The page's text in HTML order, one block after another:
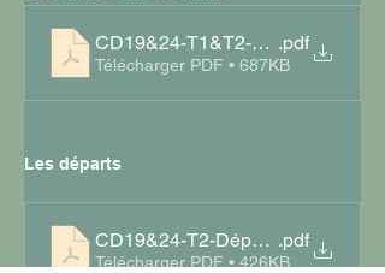
CD19&24-T1&T2-Resultat
.pdf
Télécharger PDF • 687KB
Les départs
CD19&24-T2-Départs.pdf
Télécharger PDF • 426KB